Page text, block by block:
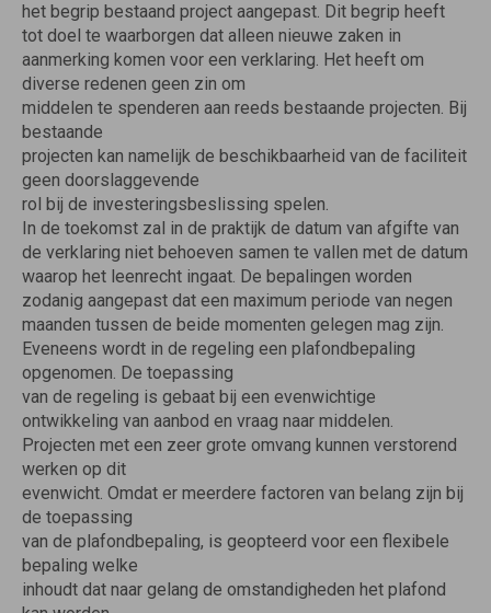
het begrip bestaand project aangepast. Dit begrip heeft
tot doel te waarborgen dat alleen nieuwe zaken in
aanmerking komen voor een verklaring. Het heeft om
diverse redenen geen zin om
middelen te spenderen aan reeds bestaande projecten. Bij
bestaande
projecten kan namelijk de beschikbaarheid van de faciliteit
geen doorslaggevende
rol bij de investeringsbeslissing spelen.
In de toekomst zal in de praktijk de datum van afgifte van
de verklaring niet behoeven samen te vallen met de datum
waarop het leenrecht ingaat. De bepalingen worden
zodanig aangepast dat een maximum periode van negen
maanden tussen de beide momenten gelegen mag zijn.
Eveneens wordt in de regeling een plafondbepaling
opgenomen. De toepassing
van de regeling is gebaat bij een evenwichtige
ontwikkeling van aanbod en vraag naar middelen.
Projecten met een zeer grote omvang kunnen verstorend
werken op dit
evenwicht. Omdat er meerdere factoren van belang zijn bij
de toepassing
van de plafondbepaling, is geopteerd voor een flexibele
bepaling welke
inhoudt dat naar gelang de omstandigheden het plafond